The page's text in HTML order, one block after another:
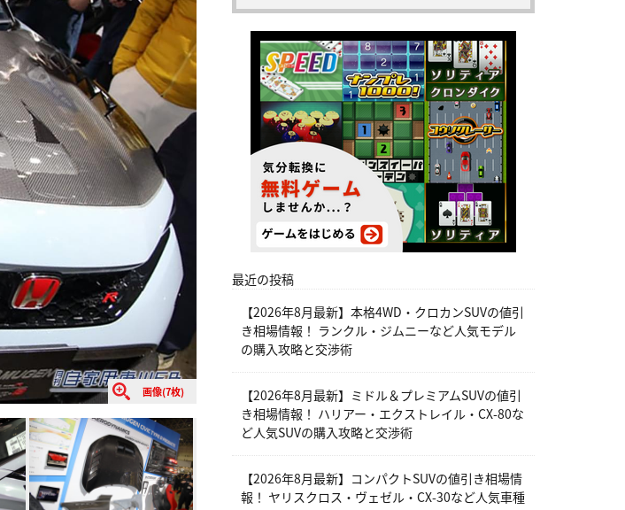
画像(7枚)
最近の投稿
【2026年8月最新】本格4WD・クロカンSUVの値引
き相場情報！ ランクル・ジムニーなど人気モデル
の購入攻略と交渉術
【2026年8月最新】ミドル＆プレミアムSUVの値引
き相場情報！ ハリアー・エクストレイル・CX-80な
ど人気SUVの購入攻略と交渉術
【2026年8月最新】コンパクトSUVの値引き相場情
報！ ヤリスクロス・ヴェゼル・CX-30など人気車種